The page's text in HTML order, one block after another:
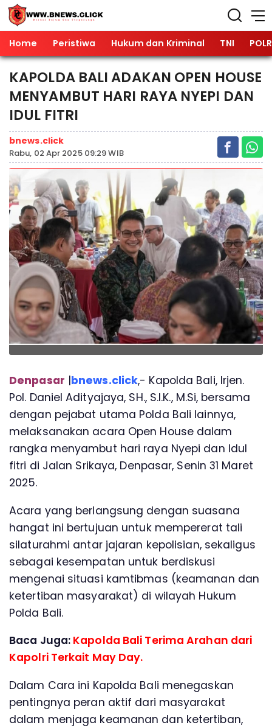
Home Peristiwa Hukum dan Kriminal TNI
KAPOLDA BALI ADAKAN OPEN HOUSE
MENYAMBUT HARI RAYA NYEPI DAN
IDUL FITRI
bnews.click
Rabu, 02 Apr 2025 09:29 WIB
Denpasar |bnews.click,- Kapolda Bali, Irjen.
Pol. Daniel Adityajaya, SH., S.I.K., M.Si, bersama
dengan pejabat utama Polda Bali lainnya,
melaksanakan acara Open House dalam
rangka menyambut hari raya Nyepi dan Idul
fitri di Jalan Srikaya, Denpasar, Senin 31 Maret
2025.
Acara yang berlangsung dengan suasana
hangat ini bertujuan untuk mempererat tali
silaturahmi antar jajaran kepolisian, sekaligus
sebagai kesempatan untuk berdiskusi
mengenai situasi kamtibmas (keamanan dan
ketertiban masyarakat) di wilayah Hukum
Polda Bali.
Baca Juga: Kapolda Bali Terima Arahan dari
Kapolri Terkait May Day.
Dalam Cara ini Kapolda Bali menegaskan
pentingnya peran aktif dari masyarakat
dalam menjaga keamanan dan ketertiban,